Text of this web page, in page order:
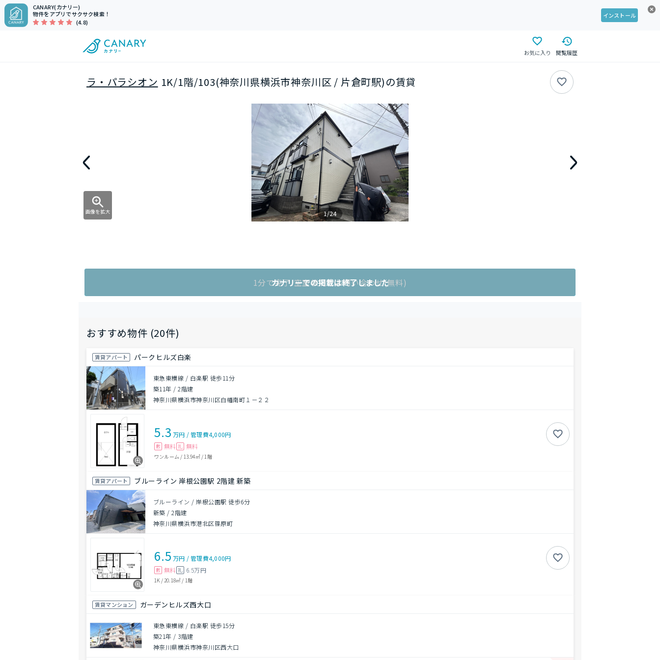
CANARY(カナリー)
物件をアプリでサクサク検索！
(4.8)
インストール
お気に入り 閲覧履歴
ラ・パラシオン 1K/1階/103(神奈川県横浜市神奈川区 / 片倉町駅)の賃貸
画像を拡大 1/24
1分で完了!空室状況をお問い合わせ(無料)
カナリーでの掲載は終了しました
おすすめ物件 (20件)
賃貸アパート パークヒルズ白楽
東急東横線 / 白楽駅 徒歩11分
築11年 /2階建
神奈川県横浜市神奈川区白幡南町１－２２
5.3 万円 /管理費4,000円
敷 無料 礼 無料
ワンルーム / 13.94㎡/ 1階
賃貸アパート ブルーライン 岸根公園駅 2階建 新築
ブルーライン / 岸根公園駅 徒歩6分
新築 /2階建
神奈川県横浜市港北区篠原町
6.5 万円 /管理費4,000円
敷 無料 礼 6.5万円
1K / 20.18㎡ / 1階
賃貸マンション ガーデンヒルズ西大口
東急東横線 / 白楽駅 徒歩15分
築21年 / 3階建
神奈川県横浜市神奈川区西大口